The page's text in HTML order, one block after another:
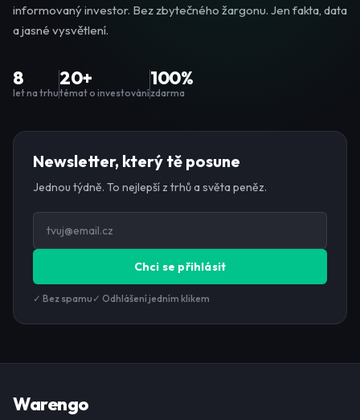
informovaný investor. Bez zbytečného žargonu. Jen fakta, data
a jasné vysvětlení.
8
let na trhu
20+
témat o investování
100%
zdarma
Newsletter, který tě posune
Jednou týdně. To nejlepší z trhů a světa peněz.
Chci se přihlásit
✓ Bez spamu ✓ Odhlášení jedním klikem
Warengo